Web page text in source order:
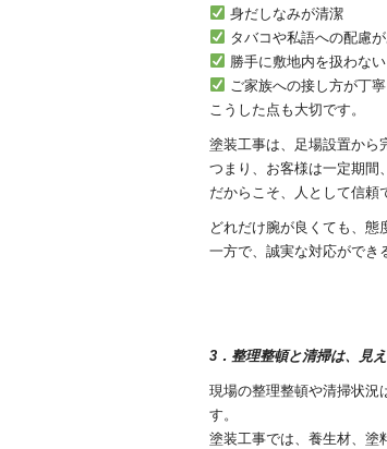
身だしなみが清潔
タバコや私語への配慮
勝手に敷地内を扱わない
ご家族への接し方が丁寧
こうした点も大切です。
塗装工事は、足場設置から
つまり、お客様は一定期間
だからこそ、人として信頼
どれだけ腕が良くても、態
一方で、誠実な対応ができ
3．整理整頓と清掃は、見
現場の整理整頓や清掃状況
す。
塗装工事では、養生材、塗